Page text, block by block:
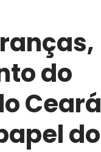
do
Ceará
do